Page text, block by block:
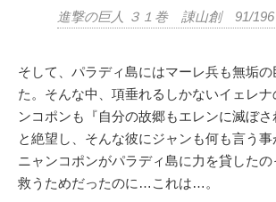
進撃の巨人 ３１巻 諌山創 91/
そして、パラディ島にはマーレ兵も無垢
た。そんな中、項垂れるしかないイェレ
ンコポンも『自分の故郷もエレンに滅ぼさ
と絶望し、そんな彼にジャンも何も言う
ニャンコポンがパラディ島に力を貸した
救うためだったのに…これは…。